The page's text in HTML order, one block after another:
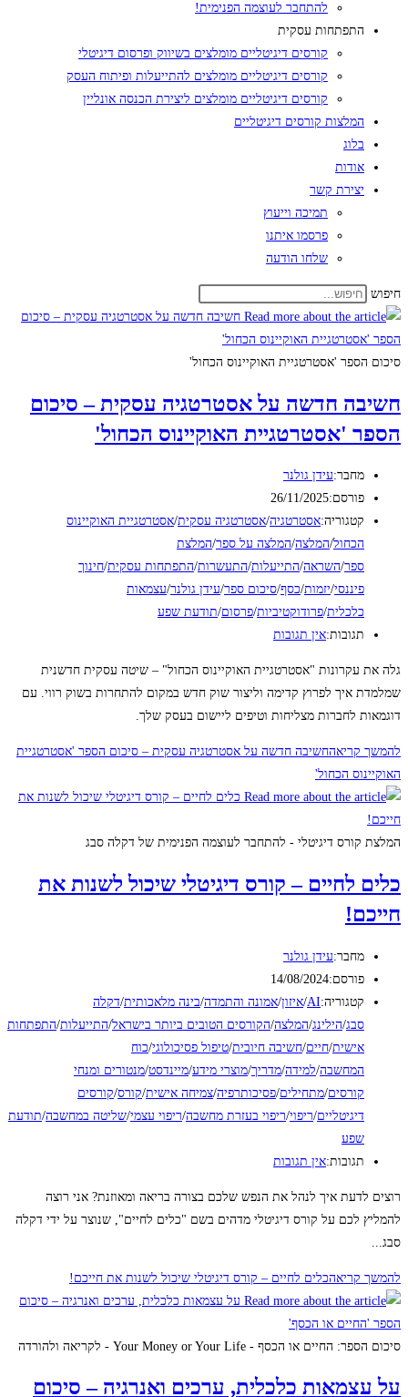
להתחבר לעוצמה הפנימית!
התפתחות עסקית
קורסים דיגיטליים מומלצים בשיווק ופרסום דיגיטלי
קורסים דיגיטליים מומלצים להתייעלות ופיתוח העסק
קורסים דיגיטליים מומלצים ליצירת הכנסה אונליין
המלצות קורסים דיגיטליים
בלוג
אודות
יצירת קשר
תמיכה וייעוץ
פרסמו איתנו
שלחו הודעה
חיפוש
סיכום הספר 'אסטרטגיית האוקיינוס הכחול'
חשיבה חדשה על אסטרטגיה עסקית – סיכום
הספר 'אסטרטגיית האוקיינוס הכחול'
מחבר:עידן גולנר
פורסם:26/11/2025
קטגוריה:אסטרטגיה/אסטרטגיה עסקית/אסטרטגיית האוקיינוס
הכחול/המלצה/המלצה על ספר/המלצת
ספר/השראה/התייעלות/התעשרות/התפתחות עסקית/חינוך
פיננסי/יזמות/כסף/סיכום ספר/עידן גולנר/עצמאות
כלכלית/פרודוקטיביות/פרסום/תודעת שפע
תגובות:אין תגובות
גלה את עקרונות "אסטרטגיית האוקיינוס הכחול" – שיטה עסקית חדשנית
שמלמדת איך לפרוץ קדימה וליצור שוק חדש במקום להתחרות בשוק רווי. עם
דוגמאות לחברות מצליחות וטיפים ליישום בעסק שלך.
להמשך קריאהחשיבה חדשה על אסטרטגיה עסקית – סיכום הספר 'אסטרטגיית
האוקיינוס הכחול'
המלצת קורס דיגיטלי - להתחבר לעוצמה הפנימית של דקלה סבג
כלים לחיים – קורס דיגיטלי שיכול לשנות את
חייכם!
מחבר:עידן גולנר
פורסם:14/08/2024
קטגוריה:AI
/איזון/אמונה והתמדה/בינה מלאכותית/דקלה
סבג/הילינג/המלצה/הקורסים הטובים ביותר בישראל/התייעלות/התפתחות
אישית/חיים/חשיבה חיובית/טיפול פסיכולוגי/כוח
המחשבה/למידה/מדריך/מוצרי מידע/מיינדסט/מנטורים ומנחי
קורסים/מתחילים/פסיכותרפיה/צמיחה אישית/קורס/קורסים
דיגיטליים/ריפוי/ריפוי בעזרת מחשבה/ריפוי עצמי/שליטה במחשבה/תודעת
שפע
תגובות:אין תגובות
רוצים לדעת איך לנהל את הנפש שלכם בצורה בריאה ומאוזנת? אני רוצה
להמליץ לכם על קורס דיגיטלי מדהים בשם "כלים לחיים", שנוצר על ידי דקלה
סבג...
להמשך קריאהכלים לחיים – קורס דיגיטלי שיכול לשנות את חייכם!
סיכום הספר: החיים או הכסף - Your Money or Your Life - לקריאה ולהורדה
על עצמאות כלכלית, ערכים ואנרגיה – סיכום